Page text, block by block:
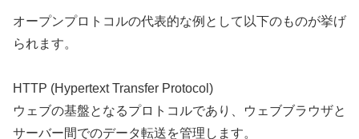
オープンプロトコルの代表的な例として以下のものが挙げ
られます。
HTTP (Hypertext Transfer Protocol)
ウェブの基盤となるプロトコルであり、ウェブブラウザと
サーバー間でのデータ転送を管理します。